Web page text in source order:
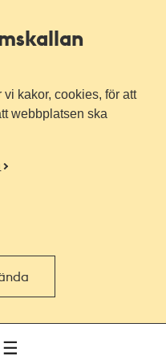
kakor, cookies, för att
webbplatsen ska